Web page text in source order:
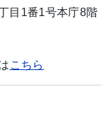
目1番1号本庁8階
こちら